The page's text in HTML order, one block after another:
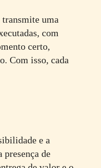
transmite uma
com
certo,
Com isso, cada
e a
presença de